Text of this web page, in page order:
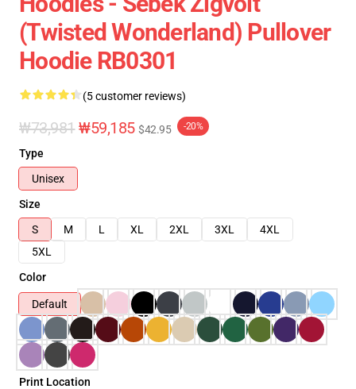
(Twisted Wonderland) Pullover
Hoodie RB0301
(5 customer reviews)
₩73,981 ₩59,185 $42.95 -20%
Type
Unisex
Size
S
M L XL 2XL 3XL
4XL
5XL
Color
Default
Print Location